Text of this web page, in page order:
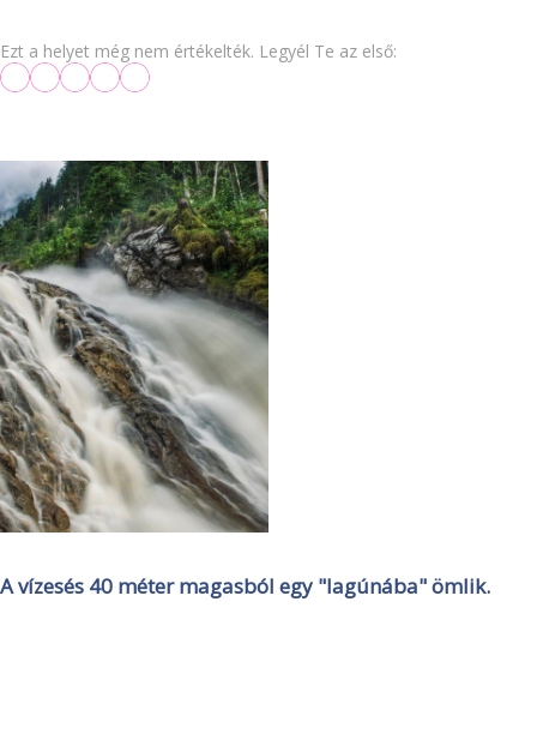
Ezt a helyet még nem értékelték. Legyél Te az első:
A vízesés 40 méter magasból egy "lagúnába" ömlik.